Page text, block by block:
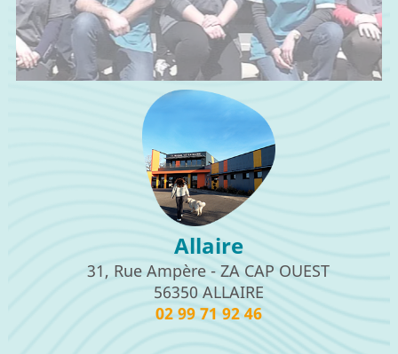
Allaire
31, Rue Ampère - ZA CAP OUEST
56350 ALLAIRE
02 99 71 92 46